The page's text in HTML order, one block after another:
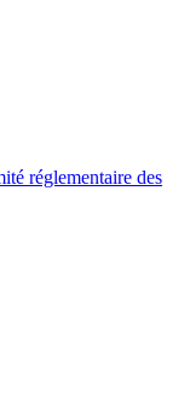
réglementaire des